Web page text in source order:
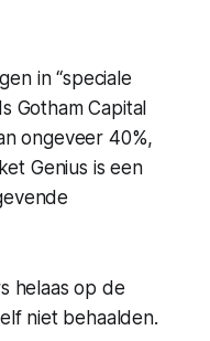
in “speciale
Gotham Capital
ongeveer 40%,
Genius is een
helaas op de
niet behaalden.